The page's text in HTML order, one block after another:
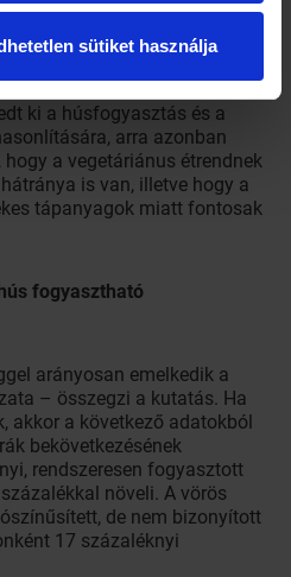
sütiket használja
lenni?
ki a húsfogyasztás és a
arra azonban
a vegetáriánus étrendnek
is van, illetve hogy a
tápanyagok miatt fontosak
fogyasztható
arányosan emelkedik a
– összegzi a kutatás. Ha
akkor a következő adatokból
bekövetkezésének
rendszeresen fogyasztott
növeli. A vörös
de nem bizonyított
17 százaléknyi